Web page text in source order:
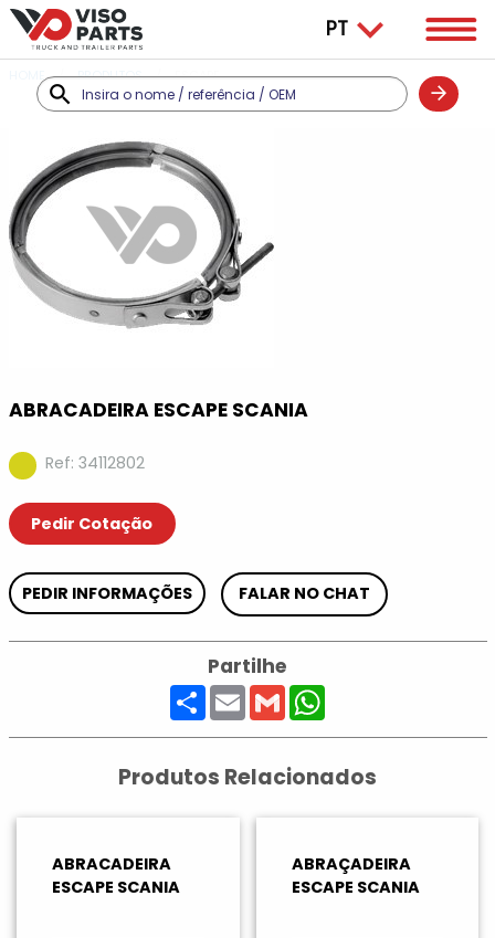
PRODUTOS ESCAPE
ABRACADEIRA ESCAPE SCANIA
Ref: 34112802
Pedir Cotação
PEDIR INFORMAÇÕES FALAR NO CHAT
Partilhe
ShareEmailGmail
Produtos Relacionados
ABRACADEIRA
ESCAPE SCANIA
ABRAÇADEIRA
ESCAPE SCANIA